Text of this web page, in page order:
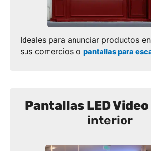
Ideales para anunciar productos
sus comercios o pantallas para
Pantallas LED Video
interior